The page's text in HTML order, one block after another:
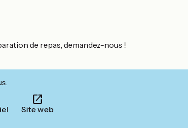
de repas, demandez-nous !
Site web